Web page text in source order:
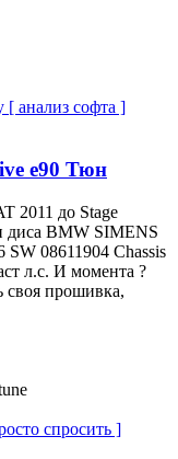
анализ софта ]
e90 Тюн
2011 до Stage
диса BMW SIMENS
08611904 Chassis
л.с. И момента ?
своя прошивка,
спросить ]